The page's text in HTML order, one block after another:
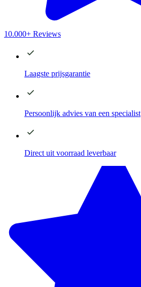
10.000+ Reviews
Laagste prijsgarantie
Persoonlijk advies van een specialist
Direct uit voorraad leverbaar